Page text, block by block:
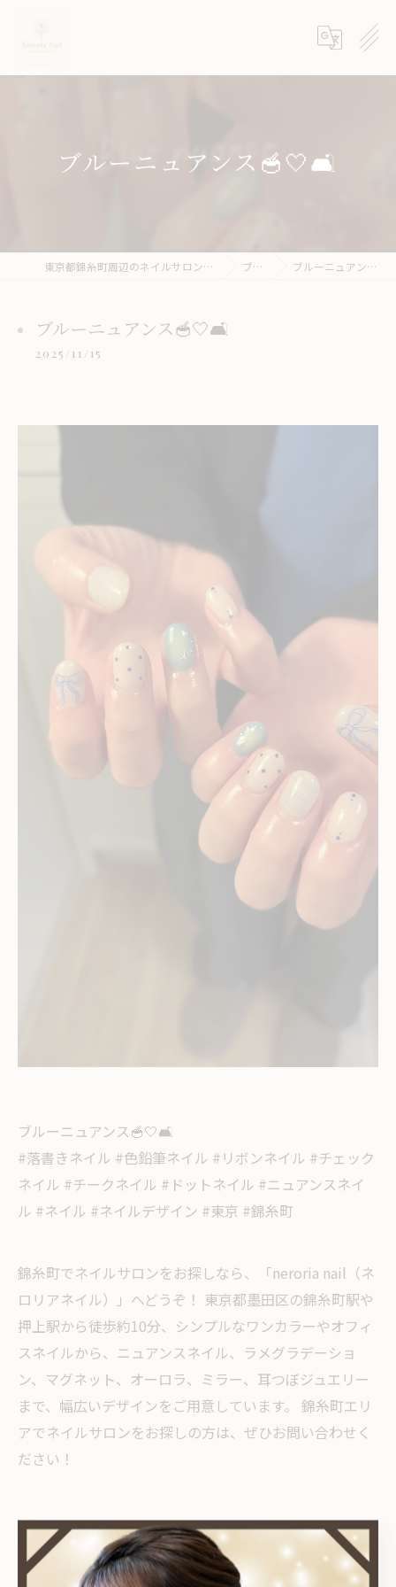
ブルーニュアンス🥣🤍🛋
東京都錦糸町周辺のネイルサロンならneroria nail ブログ ブルーニュアンス🥣🤍🛋
ブルーニュアンス🥣🤍🛋
2025/11/15
ブルーニュアンス🥣🤍🛋
#落書きネイル #色鉛筆ネイル #リボンネイル #チェック
ネイル #チークネイル #ドットネイル #ニュアンスネイ
ル #ネイル #ネイルデザイン #東京 #錦糸町
錦糸町でネイルサロンをお探しなら、「neroria nail（ネ
ロリアネイル）」へどうぞ！ 東京都墨田区の錦糸町駅や
押上駅から徒歩約10分、シンプルなワンカラーやオフィ
スネイルから、ニュアンスネイル、ラメグラデーショ
ン、マグネット、オーロラ、ミラー、耳つぼジュエリー
まで、幅広いデザインをご用意しています。 錦糸町エリ
アでネイルサロンをお探しの方は、ぜひお問い合わせく
ださい！
< 前のページ 一覧に戻る 次のページ >